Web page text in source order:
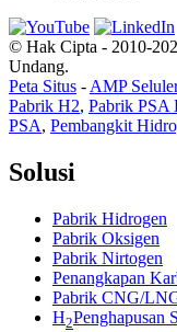
© Hak Cipta - 2010-
Undang.
Peta Situs - AMP
Pabrik H2, Pabrik PSA
PSA, Pembangkit
Solusi
Pabrik Hidrogen
Pabrik Oksigen
Pabrik Nirtogen
Penangkapan
Pabrik CNG/
H2Penghapusan S